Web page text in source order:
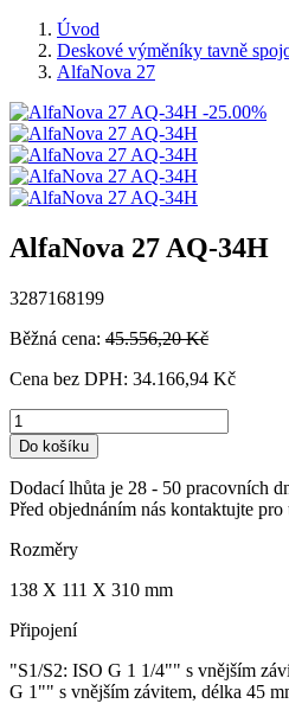
Úvod
Deskové výměníky tavně
AlfaNova 27
-25.00%
AlfaNova 27 AQ-34H
3287168199
Běžná cena: 45.556,20 Kč
Cena bez DPH: 34.166,94 Kč
Do košíku
Dodací lhůta je 28 - 50 pracovních
Před objednáním nás kontaktujte
Rozměry
138 X 111 X 310 mm
Připojení
"S1/S2: ISO G 1 1/4"" s vnějším
G 1"" s vnějším závitem, délka 45